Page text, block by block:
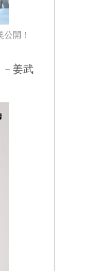
開！
姜武